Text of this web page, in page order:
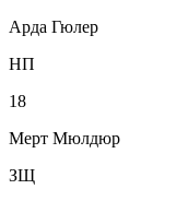
Арда Гюлер
НП
18
Мерт Мюлдюр
ЗЩ